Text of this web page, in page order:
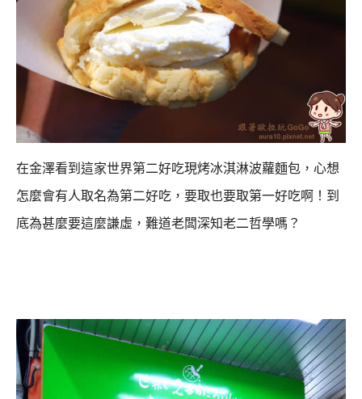
在金澤看到這家世界第二好吃現烤冰淇淋波蘿麵包，心想
怎麼會有人取名為第二好吃， 要取也要取第一好吃啊！到
底為甚麼要這麼謙虛，難道老闆深知老二哲學嗎？